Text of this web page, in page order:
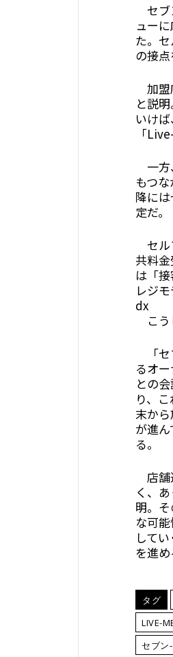
セブ
ュー
た。
の接
加盟
と説
いけ
「
一方
もつ
降に
定だ。
セル
共料
は「
レジ
dx
こう
「セ
るオ
との
り、
末か
が進
る。
店舗
く、
明。
な可
して
を進め
タグ
LIVE-
セブン